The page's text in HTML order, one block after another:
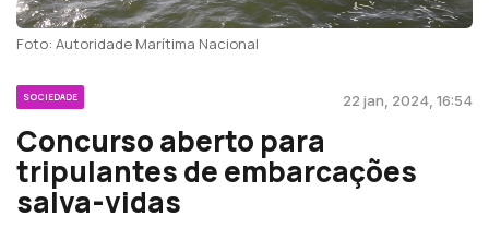
Foto: Autoridade Marítima Nacional
SOCIEDADE 22 jan, 2024, 16:54
Concurso aberto para
tripulantes de embarcações
salva-vidas